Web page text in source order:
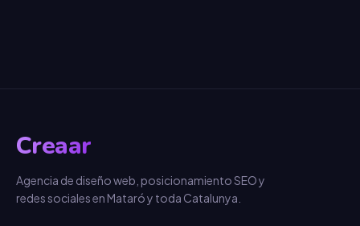
Creaar
Agencia de diseño web, posicionamiento SEO y
redes sociales en Mataró y toda Catalunya.